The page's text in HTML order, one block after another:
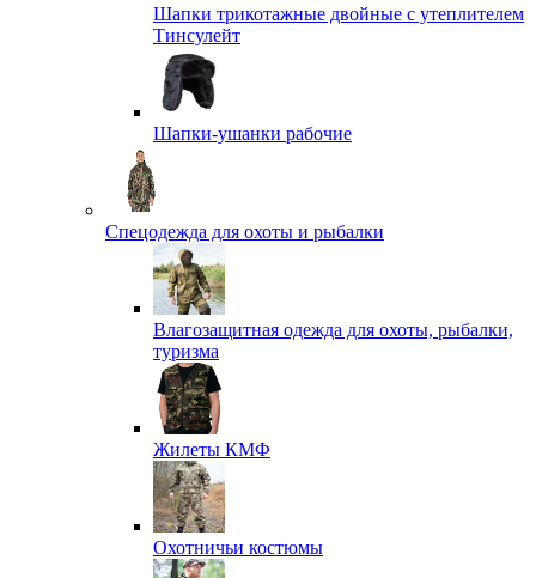
Шапки трикотажные двойные с утеплителем
Тинсулейт
Шапки-ушанки рабочие
Спецодежда для охоты и рыбалки
Влагозащитная одежда для охоты, рыбалки,
туризма
Жилеты КМФ
Охотничьи костюмы